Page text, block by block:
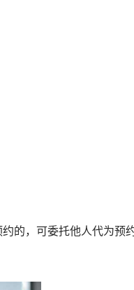
的，可委托他人代为预约